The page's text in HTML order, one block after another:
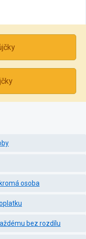
osoba
bez rozdílu